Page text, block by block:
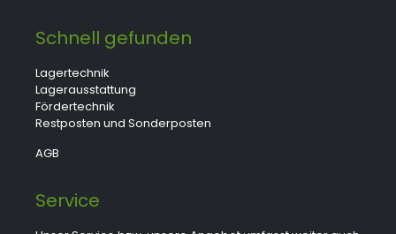
Schnell gefunden
Lagertechnik
Lagerausstattung
Fördertechnik
Restposten und Sonderposten
AGB
Service